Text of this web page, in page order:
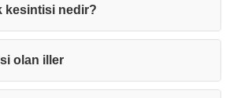
kesintisi nedir?
olan iller
iletişime geçilecektir.
Kapat